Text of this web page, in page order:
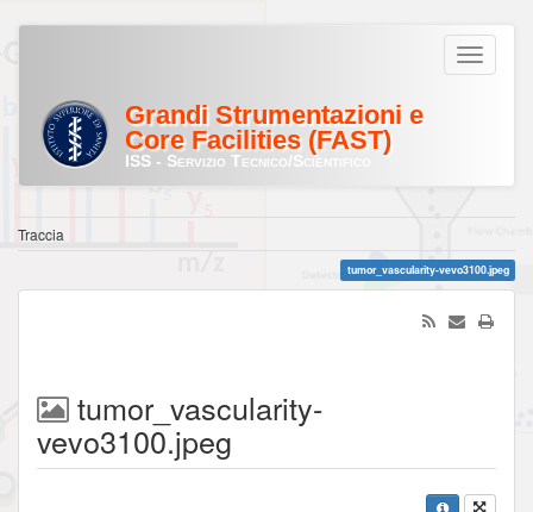
Grandi Strumentazioni e
Core Facilities (FAST)
ISS - Servizio Tecnico/Scientifico
Traccia
tumor_vascularity-vevo3100.jpeg
tumor_vascularity-
vevo3100.jpeg